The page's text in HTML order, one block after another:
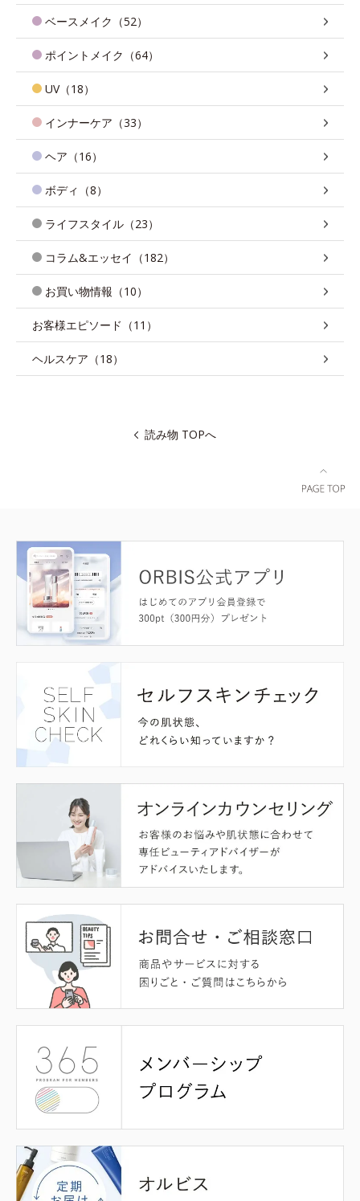
ベースメイク（52）
ポイントメイク（64）
UV（18）
インナーケア（33）
ヘア（16）
ボディ（8）
ライフスタイル（23）
コラム&エッセイ（182）
お買い物情報（10）
お客様エピソード（11）
ヘルスケア（18）
読み物 TOPへ